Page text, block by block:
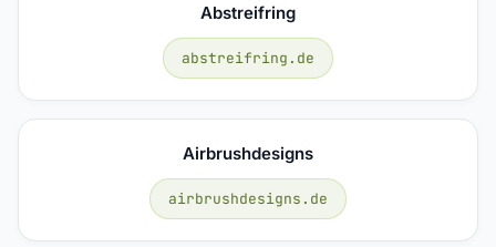
Abstreifring
abstreifring.de
Airbrushdesigns
airbrushdesigns.de